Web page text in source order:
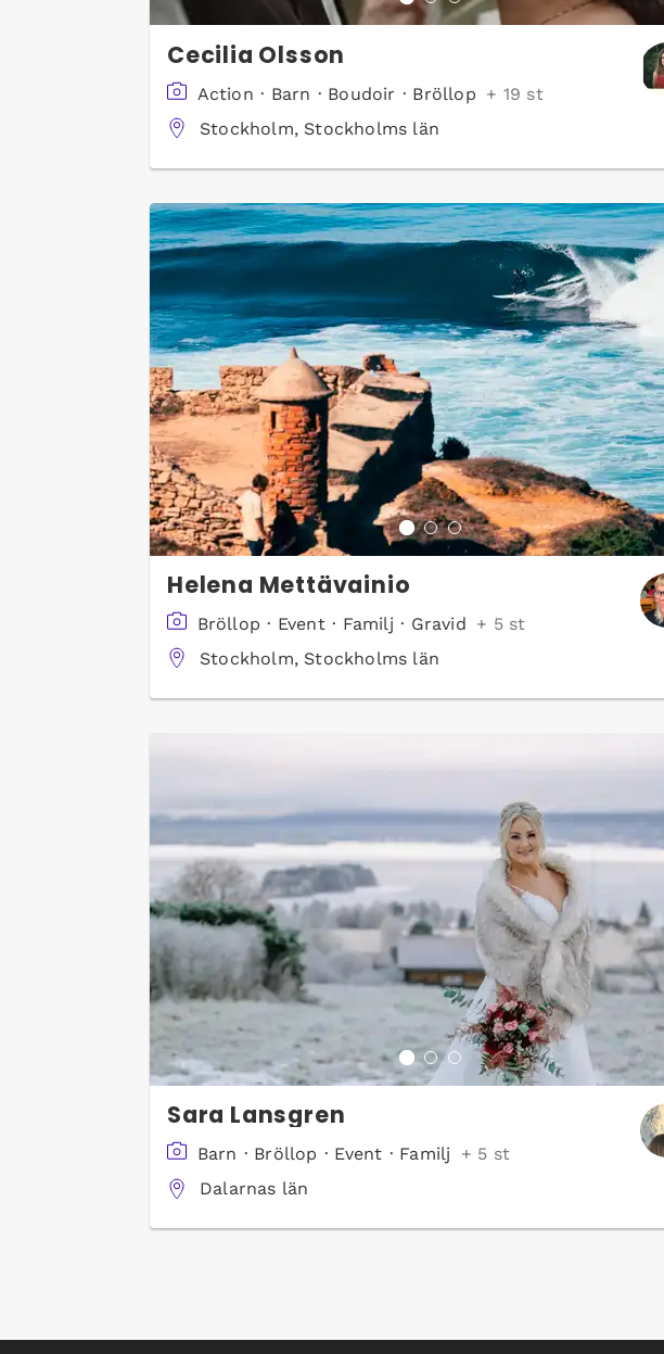
Cecilia Olsson
Action · Barn · Boudoir · Bröllop + 19 st
Stockholm, Stockholms län
Helena Mettävainio
Bröllop · Event · Familj · Gravid + 5 st
Stockholm, Stockholms län
Sara Lansgren
Barn · Bröllop · Event · Familj
+ 5 st
Dalarnas län